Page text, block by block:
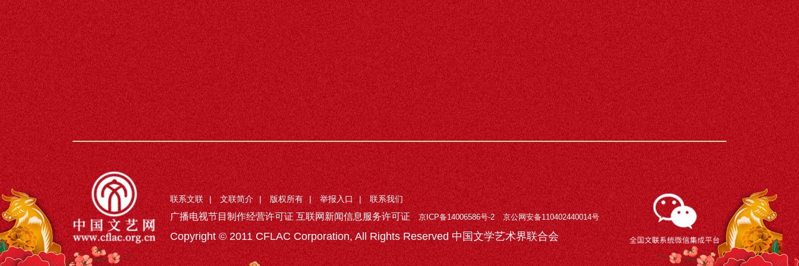
联系文联 | 文联简介 | 版权所有 | 举报入口 | 联系我们
广播电视节目制作经营许可证 互联网新闻信息服务许可证 京ICP备14006586号-2 京公网安备110402440014号
Copyright © 2011 CFLAC Corporation, All Rights Reserved 中国文学艺术界联合会